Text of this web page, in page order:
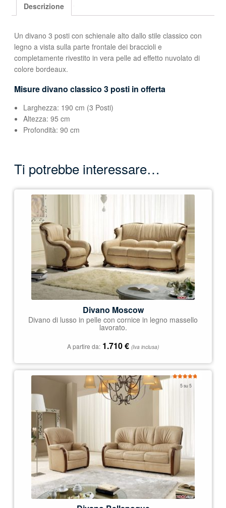
Descrizione
Un divano 3 posti con schienale alto dallo stile classico con
legno a vista sulla parte frontale dei braccioli e
completamente rivestito in vera pelle ad effetto nuvolato di
colore bordeaux.
Misure divano classico 3 posti in offerta
Larghezza: 190 cm (3 Posti)
Altezza: 95 cm
Profondità: 90 cm
Ti potrebbe interessare…
Divano Moscow
Divano di lusso in pelle con cornice in legno massello
lavorato.
A partire da: 1.710€ (Iva inclusa)
5 su 5